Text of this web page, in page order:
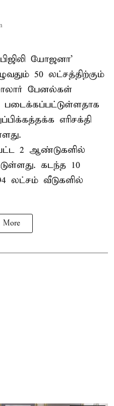
யோஜனா'
50 லட்சத்திற்கும்
பேனல்கள்
எரிசக்தி
2 ஆண்டுகளில்
கடந்த 10
லட்சம் வீடுகளில்
More